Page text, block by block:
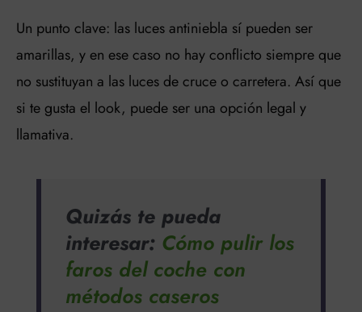
Un punto clave: las luces antiniebla sí pueden ser
amarillas, y en ese caso no hay conflicto siempre que
no sustituyan a las luces de cruce o carretera. Así que
si te gusta el look, puede ser una opción legal y
llamativa.
Quizás te pueda
interesar: Cómo pulir los
faros del coche con
métodos caseros